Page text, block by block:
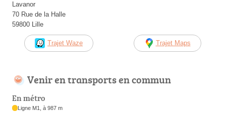
Lavanor
70 Rue de la Halle
59800 Lille
Trajet Waze Trajet Maps
Venir en transports en commun
En métro
Ligne M1, à 987 m